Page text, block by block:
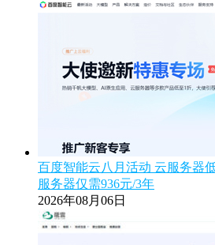
百度智能云八月活动 云服务器
服务器仅需936元/3年
2026年08月06日